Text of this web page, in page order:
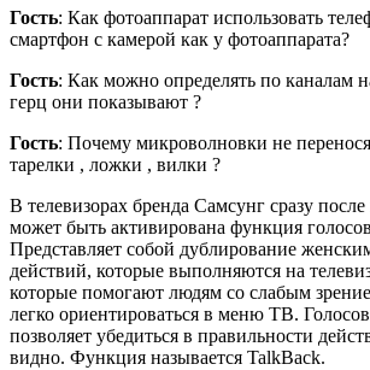
Гость: Как фотоаппарат использовать
смартфон с камерой как у фотоаппарата?
Гость: Как можно определять по каналам
герц oни показывают ?
Гость: Почему микроволновки не
тарелки , ложки , вилки ?
В телевизорах бренда Самсунг сразу
может быть активирована функция
Представляет собой дублирование
действий, которые выполняются на
которые помогают людям со слабым
легко ориентироваться в меню ТВ.
позволяет убедиться в правильности
видно. Функция называется TalkBack.